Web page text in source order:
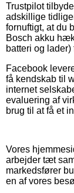
Trustpilot
adskillige
fornuftigt, at du
Bosch akku
batteri og lader)
Facebook
få kendskab til
internet
evaluering af
brug til at få et
Vores
arbejder tæt
markedsfører
en af vores